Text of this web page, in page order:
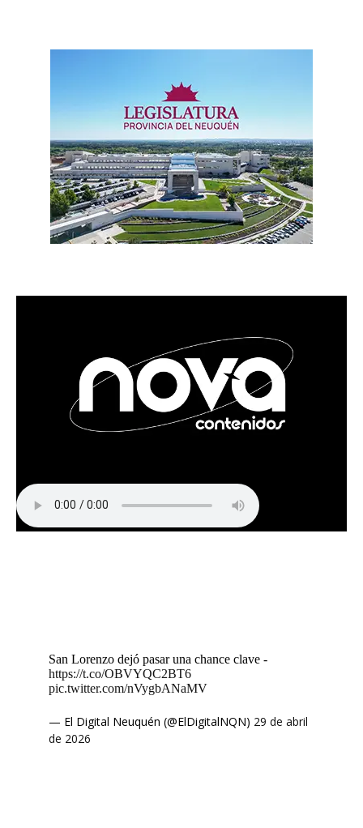
San Lorenzo dejó pasar una chance clave -
https://t.co/OBVYQC2BT6
pic.twitter.com/nVygbANaMV
— El Digital Neuquén (@ElDigitalNQN) 29 de abril
de 2026